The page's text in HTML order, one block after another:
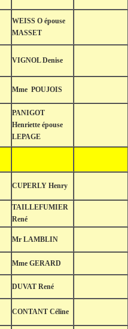
WEISS O épouse
MASSET
VIGNOL Denise
Mme POUJOIS
PANIGOT
Henriette épouse
LEPAGE
CUPERLY Henry
TAILLEFUMIER
René
Mr LAMBLIN
Mme GERARD
DUVAT René
CONTANT Céline